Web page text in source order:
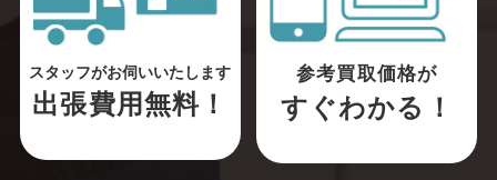
スタッフがお伺いいたします
出張費用無料！
参考買取価格が
すぐわかる！